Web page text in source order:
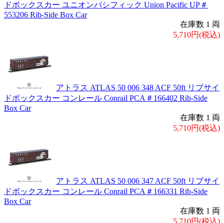
ドボックスカー ユニオンパシフィック Union Pacific UP＃
553206 Rib-Side Box Car
在庫数 1 両
5,710円(税込)
アトラス ATLAS 50 006 348 ACF 50ft リブサイ
ドボックスカー コンレール Conrail PCA＃166402 Rib-Side
Box Car
在庫数 1 両
5,710円(税込)
アトラス ATLAS 50 006 347 ACF 50ft リブサイ
ドボックスカー コンレール Conrail PCA＃166331 Rib-Side
Box Car
在庫数 1 両
5,710円(税込)